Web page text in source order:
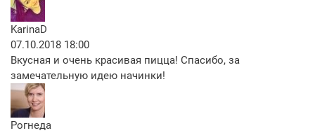
KarinaD
07.10.2018 18:00
Вкусная и очень красивая пицца! Спасибо, за
замечательную идею начинки!
Рогнеда